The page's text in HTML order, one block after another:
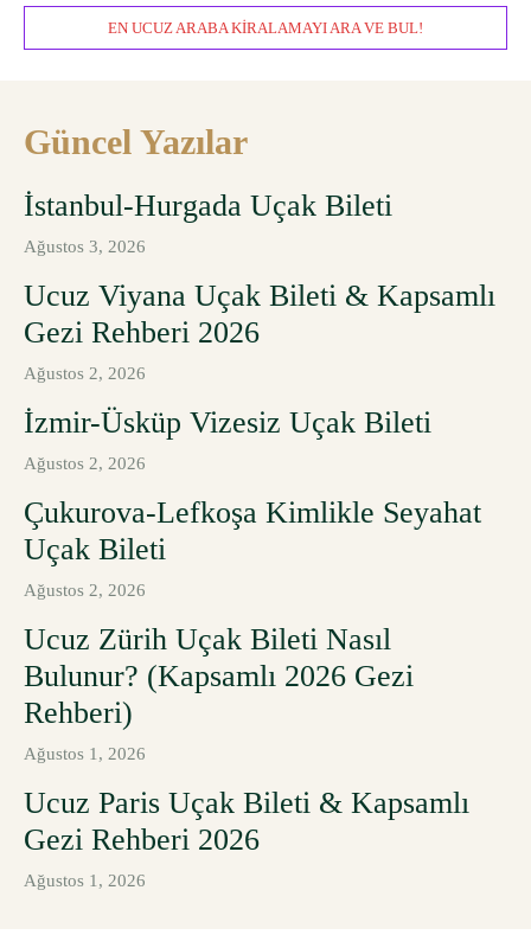
EN UCUZ ARABA KIRALAMAYI ARA VE BUL!
Güncel Yazılar
İstanbul-Hurgada Uçak Bileti
Ağustos 3, 2026
Ucuz Viyana Uçak Bileti & Kapsamlı
Gezi Rehberi 2026
Ağustos 2, 2026
İzmir-Üsküp Vizesiz Uçak Bileti
Ağustos 2, 2026
Çukurova-Lefkoşa Kimlikle Seyahat
Uçak Bileti
Ağustos 2, 2026
Ucuz Zürih Uçak Bileti Nasıl
Bulunur? (Kapsamlı 2026 Gezi
Rehberi)
Ağustos 1, 2026
Ucuz Paris Uçak Bileti & Kapsamlı
Gezi Rehberi 2026
Ağustos 1, 2026